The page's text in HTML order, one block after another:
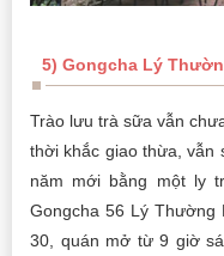
5) Gongcha Lý
Trào lưu trà sữa vẫn
thời khắc giao thừa, vẫn
năm mới bằng một ly
Gongcha 56 Lý Thường
30, quán mở từ 9 giờ